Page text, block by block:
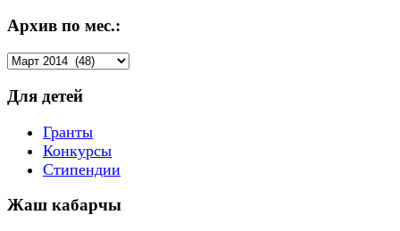
Архив по мес.:
Архив
мес.:
Для детей
Гранты
Конкурсы
Стипендии
Жаш кабарчы